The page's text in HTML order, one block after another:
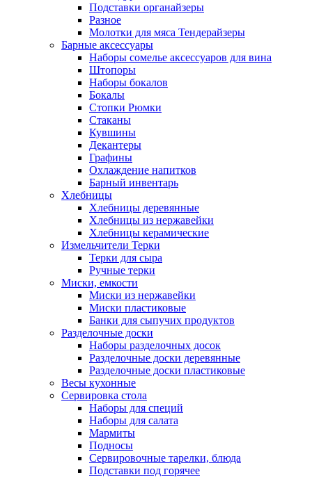
Подставки органайзеры
Разное
Молотки для мяса Тендерайзеры
Барные аксессуары
Наборы сомелье аксессуаров для вина
Штопоры
Наборы бокалов
Бокалы
Стопки Рюмки
Стаканы
Кувшины
Декантеры
Графины
Охлаждение напитков
Барный инвентарь
Хлебницы
Хлебницы деревянные
Хлебницы из нержавейки
Хлебницы керамические
Измельчители Терки
Терки для сыра
Ручные терки
Миски, емкости
Миски из нержавейки
Миски пластиковые
Банки для сыпучих продуктов
Разделочные доски
Наборы разделочных досок
Разделочные доски деревянные
Разделочные доски пластиковые
Весы кухонные
Сервировка стола
Наборы для специй
Наборы для салата
Мармиты
Подносы
Сервировочные тарелки, блюда
Подставки под горячее